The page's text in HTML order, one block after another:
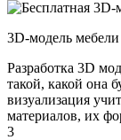
3D-модель мебели
Разработка 3D
такой, какой она
визуализация
материалов, их
3